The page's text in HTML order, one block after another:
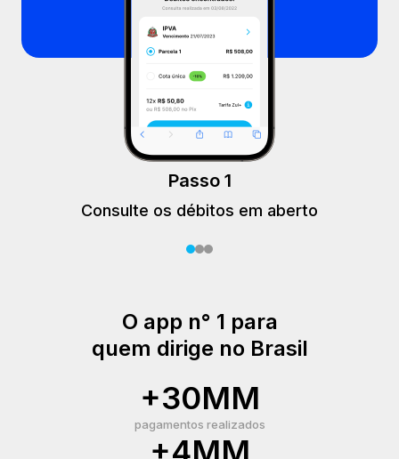
Passo 1
Consulte os débitos em aberto
O app n° 1 para
quem dirige no Brasil
+30MM
pagamentos realizados
+4MM